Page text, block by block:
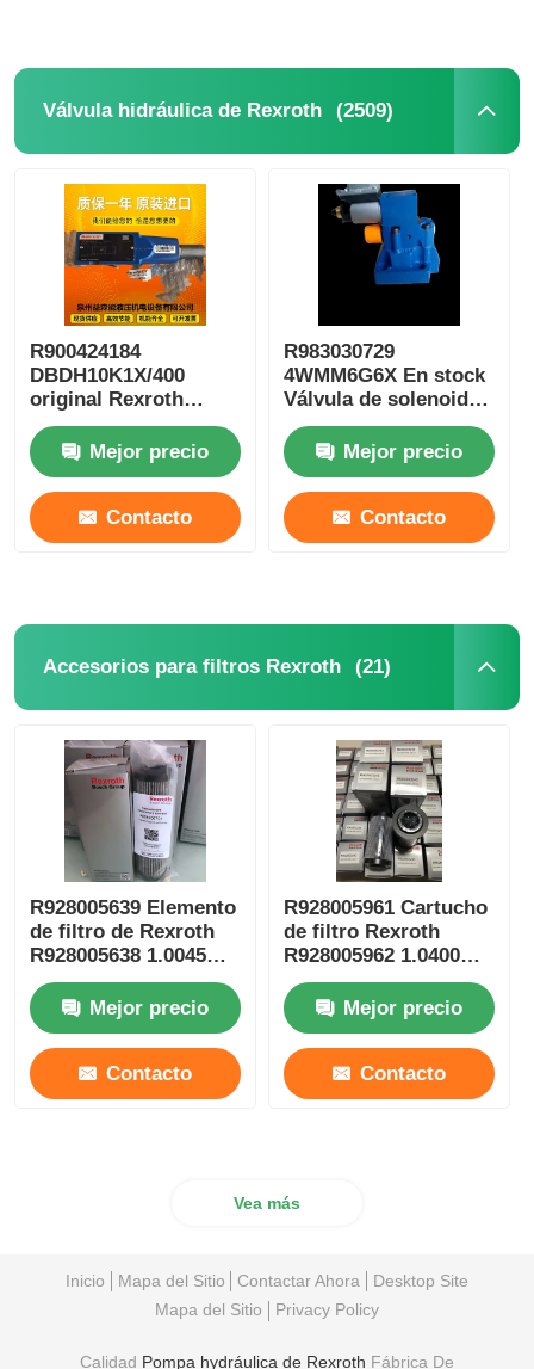
Válvula hidráulica de Rexroth (2509)
R900424184
DBDH10K1X/400
original Rexroth
válvula hidráulica
bomba hidráulica
serie completa
Mejor precio
Contacto
R983030729
4WMM6G6X En stock
Válvula de solenoide
hidráulica Rexroth
bomba de aceite
hidráulica
Mejor precio
Contacto
Accesorios para filtros Rexroth (21)
R928005639 Elemento
de filtro de Rexroth
R928005638 1.0045
PWR6-A00-0-M
Mejor precio
Contacto
R928005961 Cartucho
de filtro Rexroth
R928005962 1.0400
PWR6-A00-0-M
Mejor precio
Contacto
Vea más
Inicio Mapa del Sitio Contactar Ahora
Desktop Site
Mapa del Sitio
Privacy Policy
Calidad Pompa hydráulica de Rexroth Fábrica De